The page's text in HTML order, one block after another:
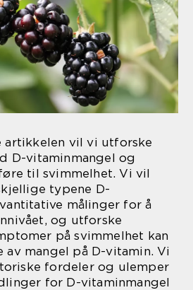
artikkelen vil vi utforske
D-vitaminmangel og
til svimmelhet. Vi vil
typene D-
målinger for å
og utforske
på svimmelhet kan
mangel på D-vitamin. Vi
fordeler og ulemper
for D-vitaminmangel